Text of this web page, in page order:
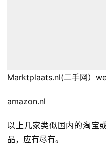
Marktplaats.nl(二手网）
amazon.nl
以上几家类似国内的淘宝
品，应有尽有。